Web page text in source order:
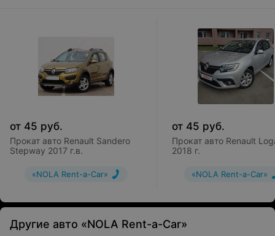
от 45 руб.
Прокат авто Renault Sandero
Stepway 2017 г.в.
«NOLA Rent-a-Car»
от 45 руб.
Прокат авто Renault
2018 г.
«NOLA Rent-a-Car»
Другие авто «NOLA Rent-a-Car»